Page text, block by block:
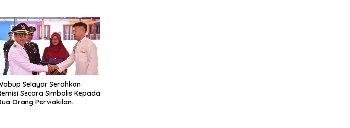
Selayar Serahkan
Secara Simbolis Kepada
Orang Perwakilan